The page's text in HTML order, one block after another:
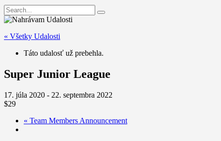
« Všetky Udalosti
Táto udalosť už prebehla.
Super Junior League
17. júla 2020 - 22. septembra 2022
$29
« Team Members Announcement